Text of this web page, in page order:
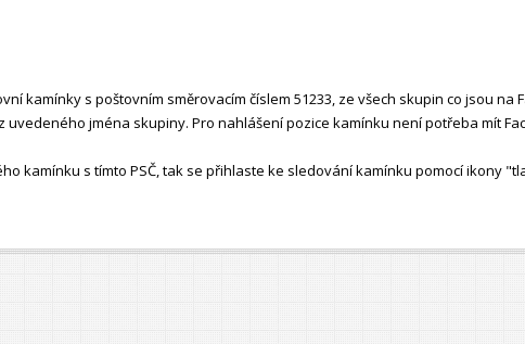
kamínky s poštovním směrovacím číslem 51233, ze všech skupin co jsou na
uvedeného jména skupiny. Pro nahlášení pozice kamínku není potřeba mít
kamínku s tímto PSČ, tak se přihlaste ke sledování kamínku pomocí ikony